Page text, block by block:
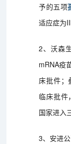
予的五项
适应症为
2、沃森
mRNA疫
床批件；
临床批件
国家进入
3、安进